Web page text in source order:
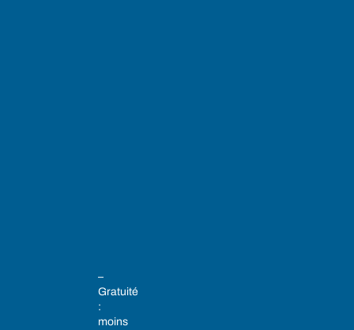
–
Gratuité
:
moins